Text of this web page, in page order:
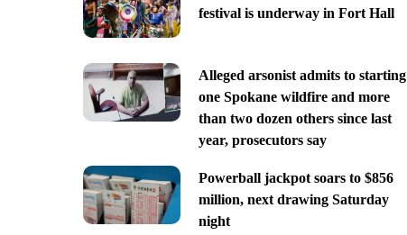
festival is underway in Fort Hall
Alleged arsonist admits to starting
one Spokane wildfire and more
than two dozen others since last
year, prosecutors say
Powerball jackpot soars to $856
million, next drawing Saturday
night